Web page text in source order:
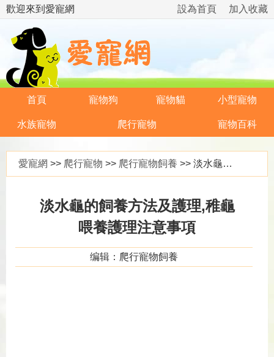
歡迎來到愛寵網 加入收藏
設為首頁
首頁 寵物狗 寵物貓 小型寵物
水族寵物 爬行寵物 寵物百科
愛寵網 >> 爬行寵物 >> 爬行寵物飼養 >> 淡水龜的飼養方法及護理,稚龜喂養護理注意事項
淡水龜的飼養方法及護理,稚龜
喂養護理注意事項
编辑：爬行寵物飼養